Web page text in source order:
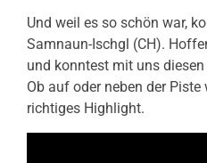
Und weil es so schön war,
Samnaun-Ischgl (CH).
und konntest mit uns
Ob auf oder neben der
richtiges Highlight.